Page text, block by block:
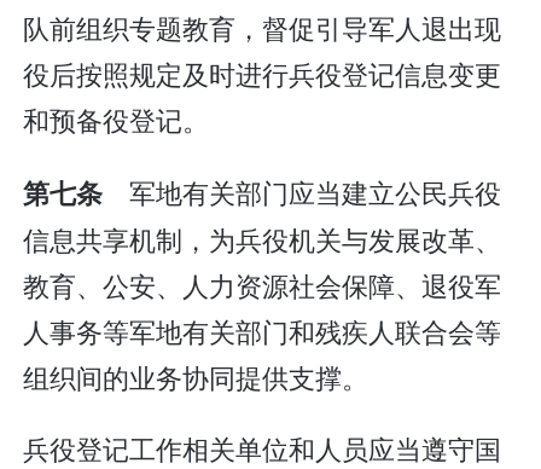
队前组织专题教育，督促引导军人退出现
役后按照规定及时进行兵役登记信息变更
和预备役登记。
第七条军地有关部门应当建立公民兵役
信息共享机制，为兵役机关与发展改革、
教育、公安、人力资源社会保障、退役军
人事务等军地有关部门和残疾人联合会等
组织间的业务协同提供支撑。
兵役登记工作相关单位和人员应当遵守国